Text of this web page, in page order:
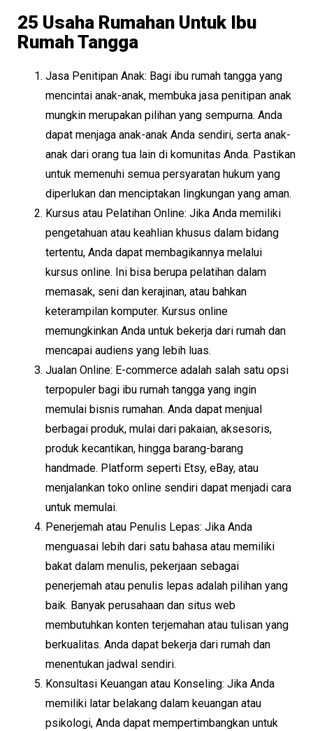
25 Usaha Rumahan Untuk Ibu
Rumah Tangga
Jasa Penitipan Anak: Bagi ibu rumah tangga yang
mencintai anak-anak, membuka jasa penitipan anak
mungkin merupakan pilihan yang sempurna. Anda
dapat menjaga anak-anak Anda sendiri, serta anak-
anak dari orang tua lain di komunitas Anda. Pastikan
untuk memenuhi semua persyaratan hukum yang
diperlukan dan menciptakan lingkungan yang aman.
Kursus atau Pelatihan Online: Jika Anda memiliki
pengetahuan atau keahlian khusus dalam bidang
tertentu, Anda dapat membagikannya melalui
kursus online. Ini bisa berupa pelatihan dalam
memasak, seni dan kerajinan, atau bahkan
keterampilan komputer. Kursus online
memungkinkan Anda untuk bekerja dari rumah dan
mencapai audiens yang lebih luas.
Jualan Online: E-commerce adalah salah satu opsi
terpopuler bagi ibu rumah tangga yang ingin
memulai bisnis rumahan. Anda dapat menjual
berbagai produk, mulai dari pakaian, aksesoris,
produk kecantikan, hingga barang-barang
handmade. Platform seperti Etsy, eBay, atau
menjalankan toko online sendiri dapat menjadi cara
untuk memulai.
Penerjemah atau Penulis Lepas: Jika Anda
menguasai lebih dari satu bahasa atau memiliki
bakat dalam menulis, pekerjaan sebagai
penerjemah atau penulis lepas adalah pilihan yang
baik. Banyak perusahaan dan situs web
membutuhkan konten terjemahan atau tulisan yang
berkualitas. Anda dapat bekerja dari rumah dan
menentukan jadwal sendiri.
Konsultasi Keuangan atau Konseling: Jika Anda
memiliki latar belakang dalam keuangan atau
psikologi, Anda dapat mempertimbangkan untuk